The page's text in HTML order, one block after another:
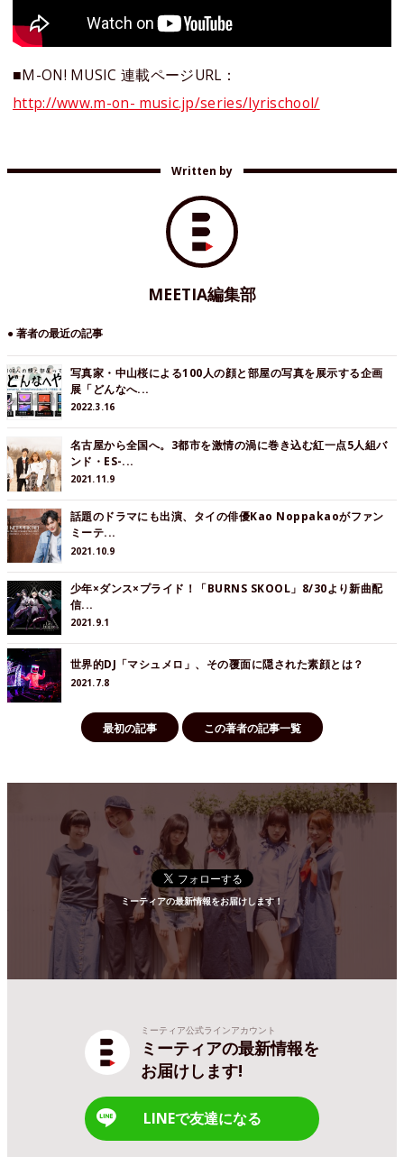
■M-ON! MUSIC 連載ページURL：
http://www.m-on- music.jp/series/lyrischool/
Written by
MEETIA編集部
● 著者の最近の記事
写真家・中山桜による100人の顔と部屋の写真を展示する企画
展「どんなへ...
2022.3.16
名古屋から全国へ。3都市を激情の渦に巻き込む紅一点5人組バ
ンド・ES-...
2021.11.9
話題のドラマにも出演、タイの俳優Kao Noppakaoがファン
ミーテ...
2021.10.9
少年×ダンス×プライド！「BURNS SKOOL」8/30より新曲配
信...
2021.9.1
世界的DJ「マシュメロ」、その覆面に隠された素顔とは？
2021.7.8
最初の記事 この著者の記事一覧
ミーティアの最新情報をお届けします！
ミーティア公式ラインアカウント
ミーティアの最新情報を
お届けします!
LINEで友達になる